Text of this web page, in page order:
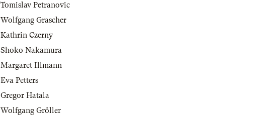
Tomislav Petranovic
Wolfgang Grascher
Kathrin Czerny
Shoko Nakamura
Margaret Illmann
Eva Petters
Gregor Hatala
Wolfgang Gröller